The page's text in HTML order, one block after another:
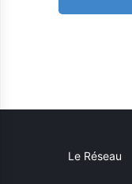
Le Réseau